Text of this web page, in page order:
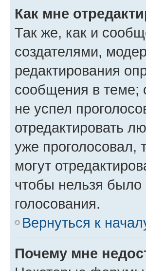
Как мне
Так же, как и
создателями,
редактирования
сообщения в теме;
не успел
отредактировать
уже проголосовал,
могут
чтобы нельзя было
голосования.
Вернуться к
Почему мне